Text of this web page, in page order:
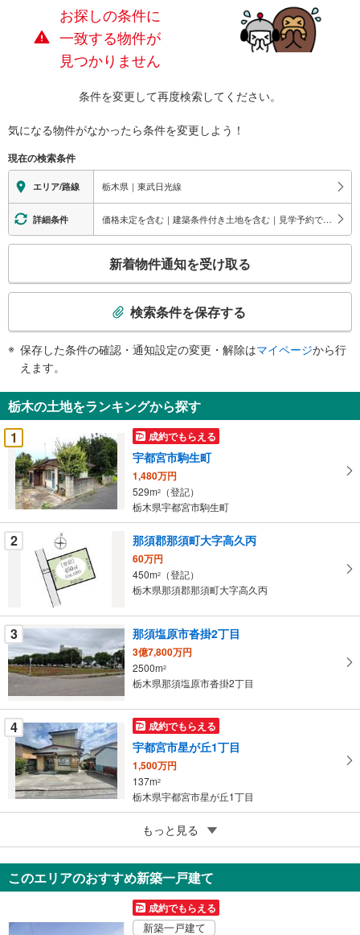
お探しの条件に
一致する物件が
見つかりません
条件を変更して再度検索してください。
気になる物件がなかったら条件を変更しよう！
現在の検索条件
エリア/路線 栃木県｜東武日光線
詳細条件 価格未定を含む｜建築条件付き土地を含む｜見学予約できる物件
検
知
を
受
け
取
る
・
件
を
ー
ジ
に
保
存
す
る
新着物件通知を受け取る
検索条件を保存する
保存した条件の確認・通知設定の変更・解除はマイページから行
えます。
栃木の土地をランキングから探す
1
成約でもらえる
宇都宮市駒生町
1,480万円
529m2
（登記）
栃木県宇都宮市駒生町
2 那須郡那須町大字高久丙
60万円
450m2
（登記）
栃木県那須郡那須町大字高久丙
3 那須塩原市沓掛2丁目
3億7,800万円
2500m2
栃木県那須塩原市沓掛2丁目
4 成約でもらえる
宇都宮市星が丘1丁目
1,500万円
137m2
栃木県宇都宮市星が丘1丁目
成約でもらえる
宇都宮市大塚町
1,300万円
159.1m
（登記）
栃木県宇都宮市大塚町
もっと見る
このエリアのおすすめ新築一戸建て
成約でもらえる
新築一戸建て